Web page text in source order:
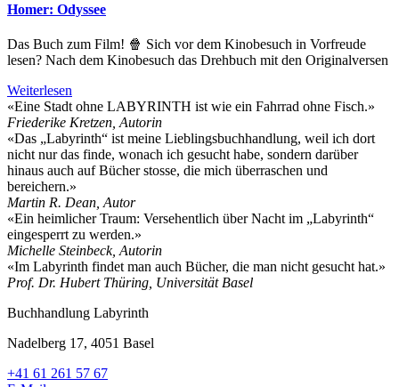
Homer: Odyssee
Das Buch zum Film! 🍿 Sich vor dem Kinobesuch in Vorfreude
lesen? Nach dem Kinobesuch das Drehbuch mit den Originalversen
Weiterlesen
«Eine Stadt ohne LABYRINTH ist wie ein Fahrrad ohne Fisch.»
Friederike Kretzen, Autorin
«Das „Labyrinth“ ist meine Lieblingsbuchhandlung, weil ich dort
nicht nur das finde, wonach ich gesucht habe, sondern darüber
hinaus auch auf Bücher stosse, die mich überraschen und
bereichern.»
Martin R. Dean, Autor
«Ein heimlicher Traum: Versehentlich über Nacht im „Labyrinth“
eingesperrt zu werden.»
Michelle Steinbeck, Autorin
«Im Labyrinth findet man auch Bücher, die man nicht gesucht hat.»
Prof. Dr. Hubert Thüring, Universität Basel
Buchhandlung Labyrinth
Nadelberg 17, 4051 Basel
+41 61 261 57 67